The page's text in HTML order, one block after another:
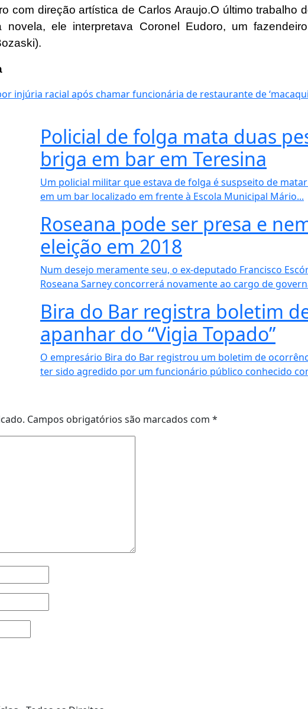
com direção artística de Carlos Araujo.O último trabalho
novela, ele interpretava Coronel Eudoro, um
injúria racial após chamar funcionária de restaurante de
Policial de folga mata duas
briga em bar em Teresina
Um policial militar que estava de folga é suspseito de
em um bar localizado em frente à Escola Municipal Mário...
Roseana pode ser presa e
eleição em 2018
Num desejo meramente seu, o ex-deputado Francisco
Roseana Sarney concorrerá novamente ao cargo de
Bira do Bar registra boletim
apanhar do “Vigia Topado”
O empresário Bira do Bar registrou um boletim de
ter sido agredido por um funcionário público conhecido
Campos obrigatórios são marcados com *